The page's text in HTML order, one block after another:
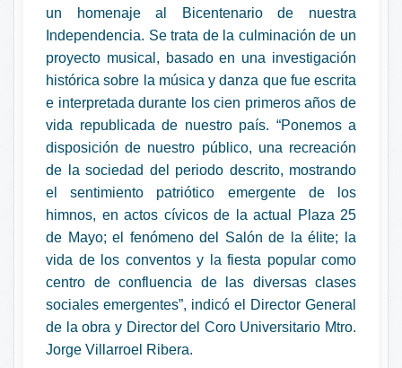
un homenaje al Bicentenario de nuestra
Independencia. Se trata de la culminación de un
proyecto musical, basado en una investigación
histórica sobre la música y danza que fue escrita
e interpretada durante los cien primeros años de
vida republicada de nuestro país. “Ponemos a
disposición de nuestro público, una recreación
de la sociedad del periodo descrito, mostrando
el sentimiento patriótico emergente de los
himnos, en actos cívicos de la actual Plaza 25
de Mayo; el fenómeno del Salón de la élite; la
vida de los conventos y la fiesta popular como
centro de confluencia de las diversas clases
sociales emergentes”, indicó el Director General
de la obra y Director del Coro Universitario Mtro.
Jorge Villarroel Ribera.